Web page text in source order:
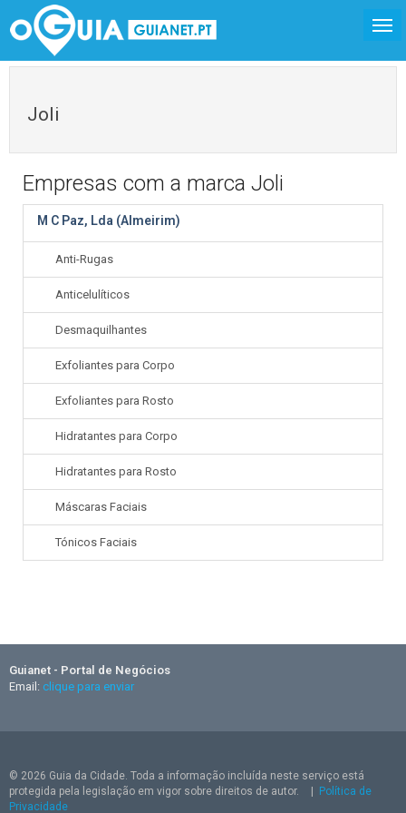
Joli
Empresas com a marca Joli
M C Paz, Lda (Almeirim)
Anti-Rugas
Anticelulíticos
Desmaquilhantes
Exfoliantes para Corpo
Exfoliantes para Rosto
Hidratantes para Corpo
Hidratantes para Rosto
Máscaras Faciais
Tónicos Faciais
Guianet - Portal de Negócios
Email: clique para enviar
© 2026 Guia da Cidade. Toda a informação incluída neste serviço está
protegida pela legislação em vigor sobre direitos de autor.
Política de
Privacidade